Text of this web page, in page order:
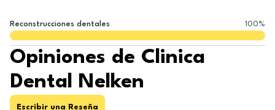
Reconstrucciones dentales 100%
Opiniones de Clinica
Dental Nelken
Escribir una Reseña